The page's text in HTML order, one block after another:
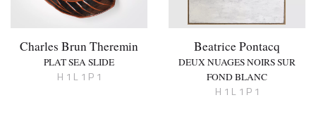
Charles Brun Theremin
PLAT SEA SLIDE
H 1 L 1 P 1
Beatrice Pontacq
DEUX NUAGES NOIRS SUR
FOND BLANC
H 1 L 1 P 1